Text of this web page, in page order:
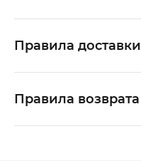
Правила доставки
Правила возврата